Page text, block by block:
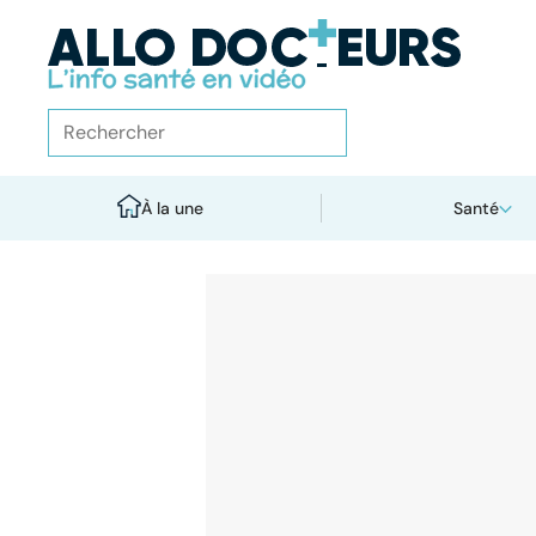
À la une Santé